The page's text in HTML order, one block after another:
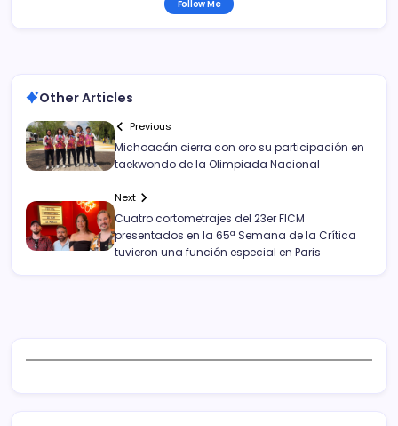
Follow Me
Other Articles
Previous
Michoacán cierra con oro su participación en
taekwondo de la Olimpiada Nacional
Next
Cuatro cortometrajes del 23er FICM
presentados en la 65ª Semana de la Crítica
tuvieron una función especial en Paris